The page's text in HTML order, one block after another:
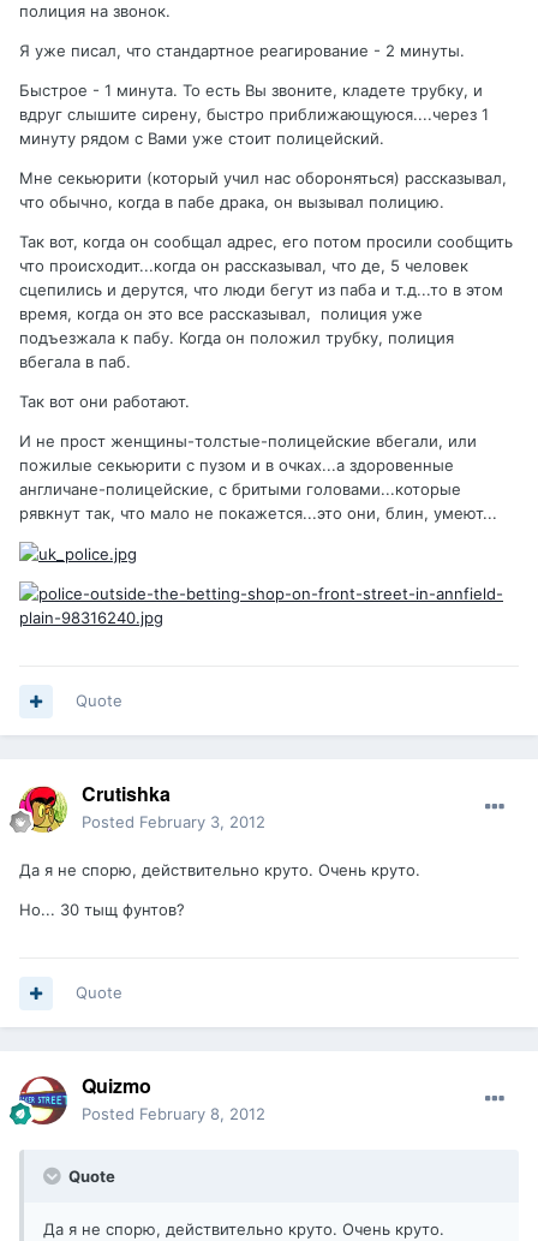
полиция на звонок.
Я уже писал, что стандартное реагирование - 2 минуты.
Быстрое - 1 минута. То есть Вы звоните, кладете трубку, и
вдруг слышите сирену, быстро приближающуюся....через 1
минуту рядом с Вами уже стоит полицейский.
Мне секьюрити (который учил нас обороняться) рассказывал,
что обычно, когда в пабе драка, он вызывал полицию.
Так вот, когда он сообщал адрес, его потом просили сообщить
что происходит...когда он рассказывал, что де, 5 человек
сцепились и дерутся, что люди бегут из паба и т.д...то в этом
время, когда он это все рассказывал, полиция уже
подъезжала к пабу. Когда он положил трубку, полиция
вбегала в паб.
Так вот они работают.
И не прост женщины-толстые-полицейские вбегали, или
пожилые секьюрити с пузом и в очках...а здоровенные
англичане-полицейские, с бритыми головами...которые
рявкнут так, что мало не покажется...это они, блин, умеют...
Quote
Crutishka
Posted February 3, 2012
Да я не спорю, действительно круто. Очень круто.
Но... 30 тыщ фунтов?
Quote
Quizmo
Posted February 8, 2012
Quote
Да я не спорю, действительно круто. Очень круто.